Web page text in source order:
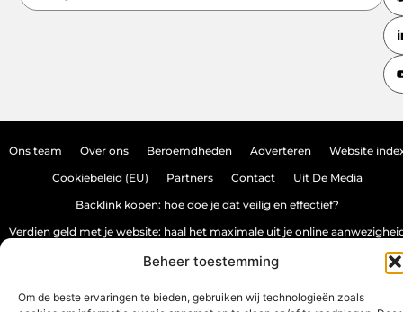
Beheer toestemming
Om de beste ervaringen te bieden, gebruiken wij technologieën zoals
Ons team Over ons Beroemdheden Adverteren Website
Cookiebeleid (EU) Partners Contact Uit De Media
Backlink kopen: hoe doe je dat veilig en effectief?
Verdien geld met je website: haal het maximale uit je online
All Rights Reserved © 2025
www.source-promo.nl.